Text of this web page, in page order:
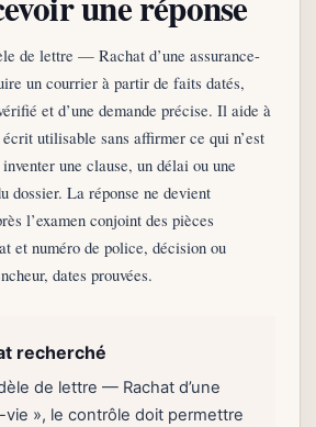
de lettre — Rachat d’une assurance-
un courrier à partir de faits datés,
et d’une demande précise. Il aide à
utilisable sans affirmer ce qui n’est
une clause, un délai ou une
dossier. La réponse ne devient
l’examen conjoint des pièces
et numéro de police, décision ou
dates prouvées.
recherché
de lettre — Rachat d’une
vie », le contrôle doit permettre